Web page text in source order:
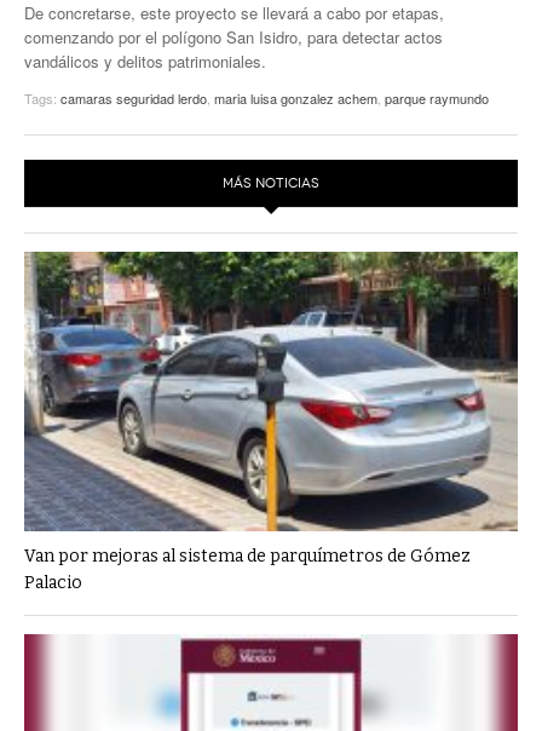
De concretarse, este proyecto se llevará a cabo por etapas,
comenzando por el polígono San Isidro, para detectar actos
vandálicos y delitos patrimoniales.
Tags: camaras seguridad lerdo, maria luisa gonzalez achem, parque raymundo
MÁS NOTICIAS
Van por mejoras al sistema de parquímetros de Gómez
Palacio